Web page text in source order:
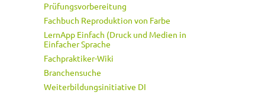
Prüfungsvorbereitung
Fachbuch Reproduktion von Farbe
LernApp Einfach (Druck und Medien in
Einfacher Sprache
Fachpraktiker-Wiki
Branchensuche
Weiterbildungsinitiative DI